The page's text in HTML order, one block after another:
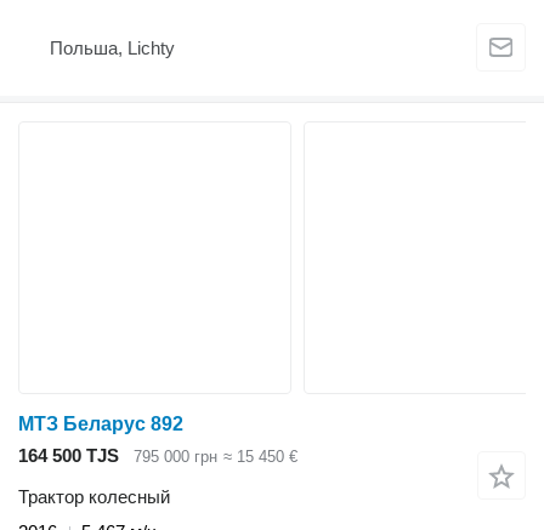
Польша, Lichty
МТЗ Беларус 892
164 500 TJS
795 000 грн ≈ 15 450 €
Трактор колесный